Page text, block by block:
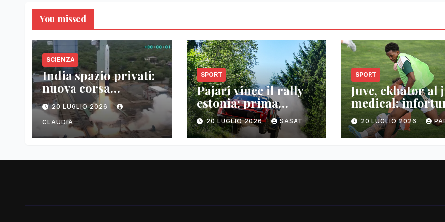
You missed
SCIENZA
India spazio privati:
nuova corsa
tecnologica
20 LUGLIO 2026
CLAUDIA
SPORT
Pajari vince il rally
estonia: prima
vittoria wrc
20 LUGLIO 2026 SASAT
SPORT
Juve, ekhator al j
medical:
muscolare
20 LUGLIO 2026